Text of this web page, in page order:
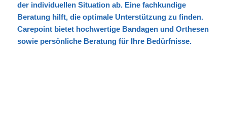
der individuellen Situation ab. Eine fachkundige
Beratung hilft, die optimale Unterstützung zu finden.
Carepoint bietet hochwertige Bandagen und Orthesen
sowie persönliche Beratung für Ihre Bedürfnisse.